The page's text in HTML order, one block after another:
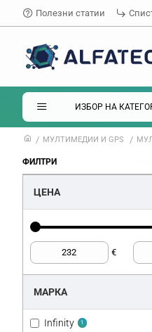
Полезни статии
ИЗБОР НА
МУЛТИМЕДИИ И GPS
ФИЛТРИ
ЦЕНА
€
МАРКА
Infinity 1